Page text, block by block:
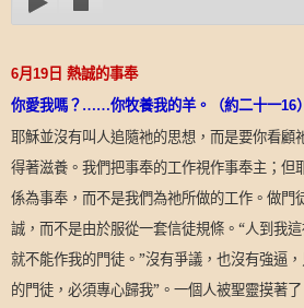
6月 19 日 熱誠的事奉
你愛我嗎？……你牧養我的羊。（約二十一16）
耶穌並沒有叫人追隨祂的思想，而是要你看顧
得著滋養。我們把事奉的工作視作事奉主；但
係為事奉，而不是我們為祂所做的工作。做門
誠，而不是由於服從一套信徒規條。“人到我
就不能作我的門徒。”沒有爭議，也沒有強逼
的門徒，必須專心歸我”。一個人被聖靈摸著